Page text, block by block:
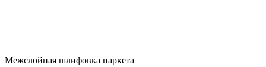
Межслойная шлифовка паркета